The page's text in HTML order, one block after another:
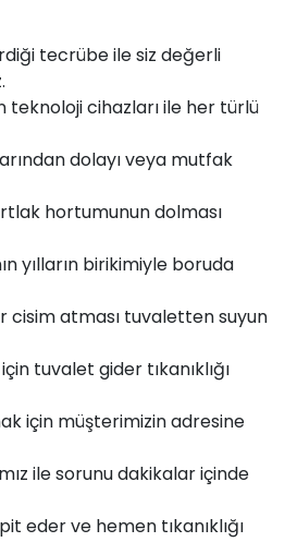
tecrübe ile siz değerli
teknoloji cihazları ile her türlü
dolayı veya mutfak
hortumunun dolması
yılların birikimiyle boruda
cisim atması tuvaletten suyun
tuvalet gider tıkanıklığı
için müşterimizin adresine
ile sorunu dakikalar içinde
eder ve hemen tıkanıklığı